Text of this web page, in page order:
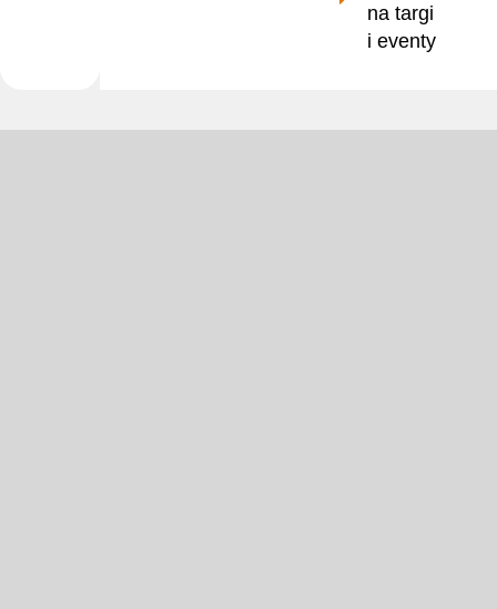
na targi
i eventy